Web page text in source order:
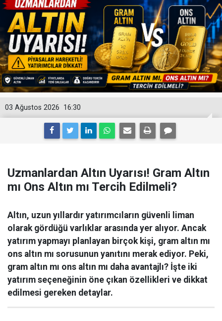
16:30
03 Ağustos 2026
Uzmanlardan Altın Uyarısı! Gram Altın
mı Ons Altın mı Tercih Edilmeli?
Altın, uzun yıllardır yatırımcıların güvenli liman
olarak gördüğü varlıklar arasında yer alıyor. Ancak
yatırım yapmayı planlayan birçok kişi, gram altın mı
ons altın mı sorusunun yanıtını merak ediyor. Peki,
gram altın mı ons altın mı daha avantajlı? İşte iki
yatırım seçeneğinin öne çıkan özellikleri ve dikkat
edilmesi gereken detaylar.